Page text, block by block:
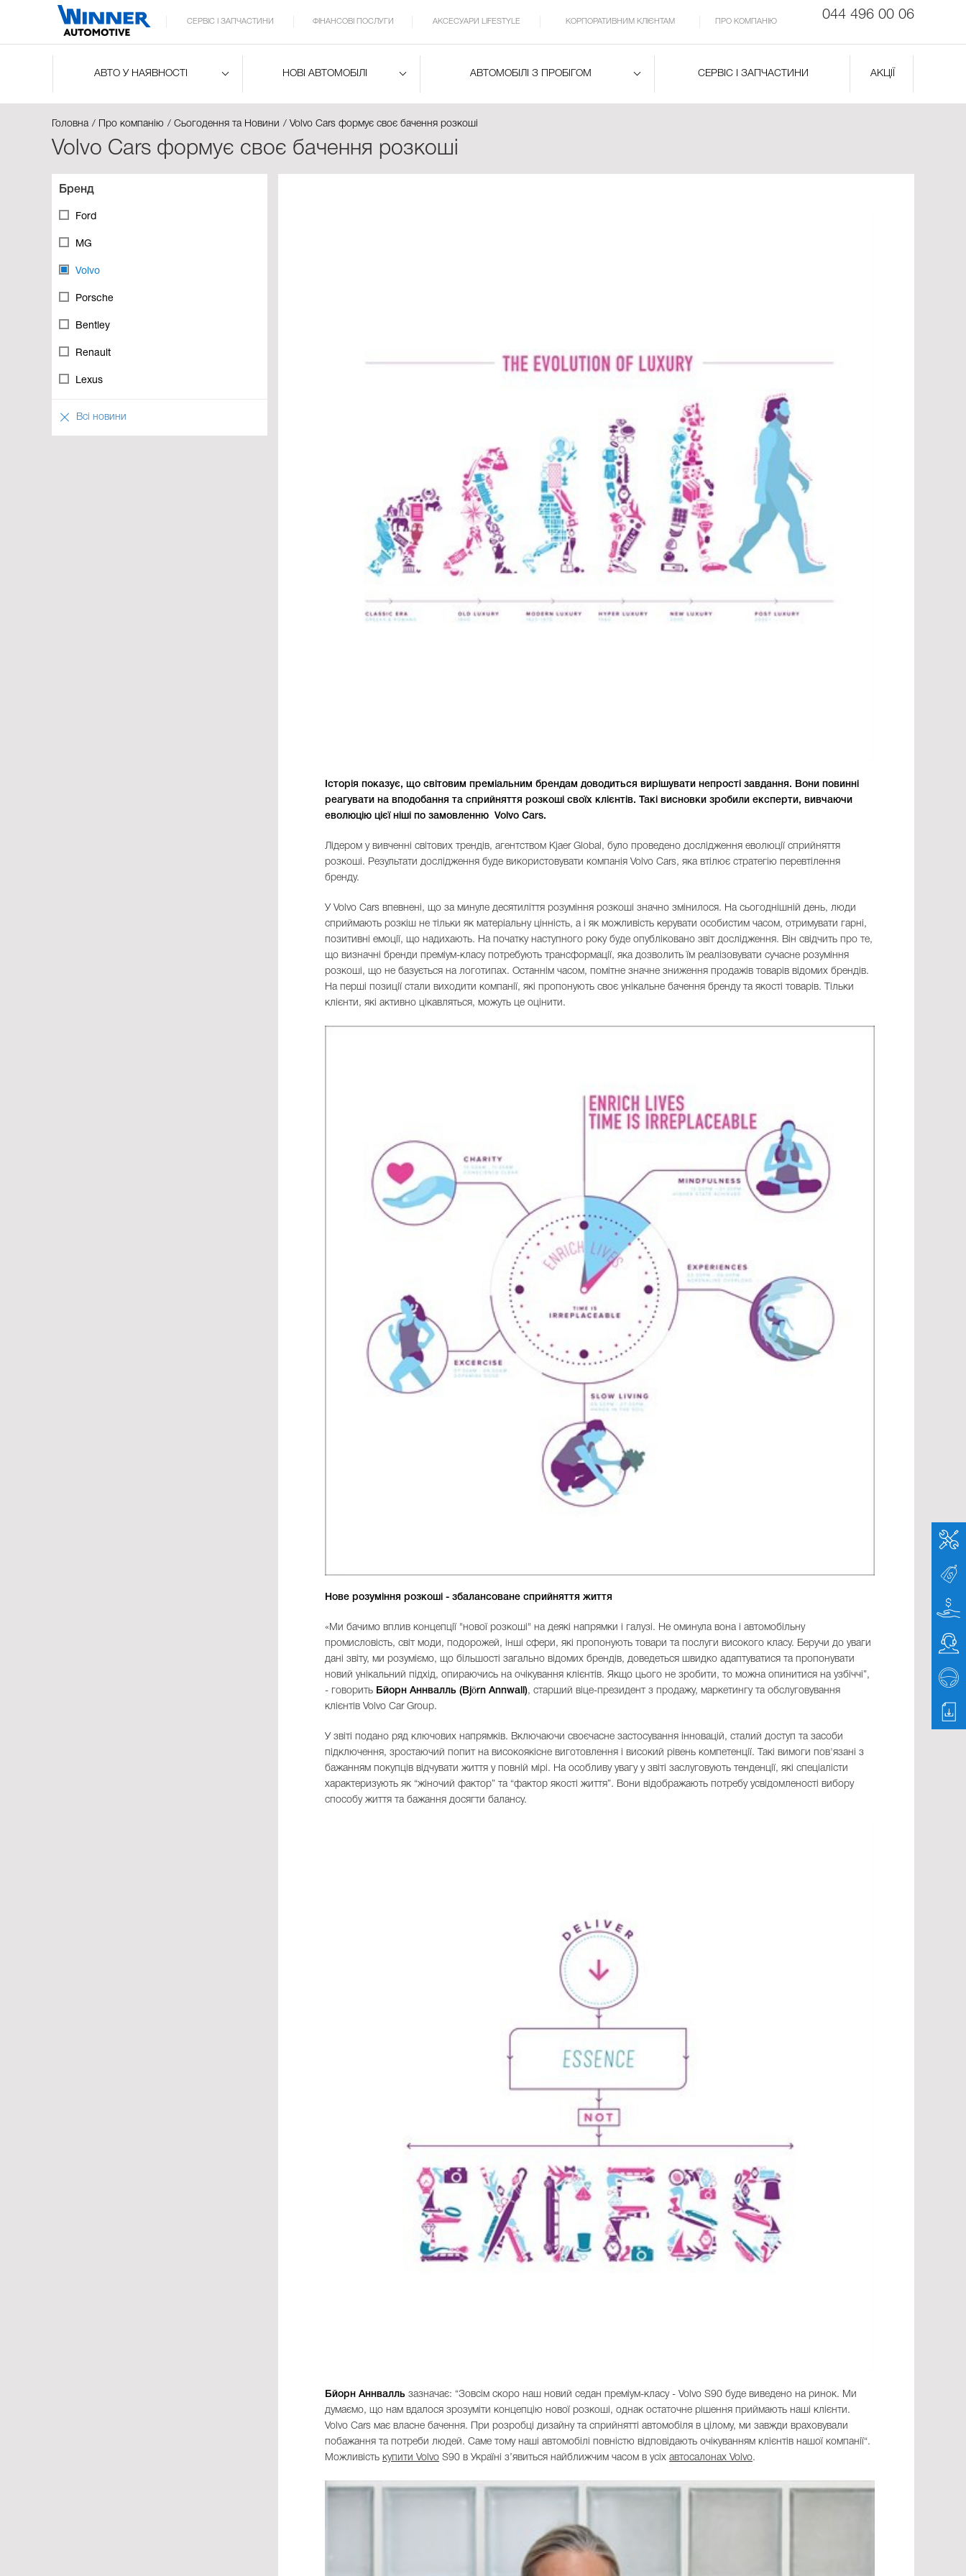
044 496 00 06
СЕРВІС І ЗАПЧАСТИНИ ФІНАНСОВІ ПОСЛУГИ АКСЕСУАРИ LIFESTYLE КОРПОРАТИВНИМ КЛІЄНТАМ ПРО КОМПАНІЮ
АВТО У НАЯВНОСТІ НОВІ АВТОМОБІЛІ АВТОМОБІЛІ З ПРОБІГОМ СЕРВІС І ЗАПЧАСТИНИ АКЦІЇ
Головна Про компанію Сьогодення та Новини Volvo Cars формує своє бачення розкоші
Volvo Cars формує своє бачення розкоші
Бренд
Ford
MG
Volvo
Porsche
Bentley
Renault
Lexus
Всі новини
Історія показує, що світовим преміальним брендам доводиться вирішувати непрості завдання. Вони повинні
реагувати на вподобання та сприйняття розкоші своїх клієнтів. Такі висновки зробили експерти, вивчаючи
еволюцію цієї ніші по замовленню Volvo Cars.
Лідером у вивченні світових трендів, агентством Kjaer Global, було проведено дослідження еволюції сприйняття
розкоші. Результати дослідження буде використовувати компанія Volvo Cars, яка втілює стратегію перевтілення
бренду.
У Volvo Cars впевнені, що за минуле десятиліття розуміння розкоші значно змінилося. На сьогоднішній день, люди
сприймають розкіш не тільки як матеріальну цінність, а і як можливість керувати особистим часом, отримувати гарні,
позитивні емоції, що надихають. На початку наступного року буде опубліковано звіт дослідження. Він свідчить про те,
що визначні бренди преміум-класу потребують трансформації, яка дозволить їм реалізовувати сучасне розуміння
розкоші, що не базується на логотипах. Останнім часом, помітне значне зниження продажів товарів відомих брендів.
На перші позиції стали виходити компанії, які пропонують своє унікальне бачення бренду та якості товарів. Тільки
клієнти, які активно цікавляться, можуть це оцінити.
Нове розуміння розкоші - збалансоване сприйняття життя
«Ми бачимо вплив концепції "нової розкоші" на деякі напрямки і галузі. Не оминула вона і автомобільну
промисловість, світ моди, подорожей, інші сфери, які пропонують товари та послуги високого класу. Беручи до уваги
дані звіту, ми розуміємо, що більшості загально відомих брендів, доведеться швидко адаптуватися та пропонувати
новий унікальний підхід, опираючись на очікування клієнтів. Якщо цього не зробити, то можна опинитися на узбіччі”,
- говорить Бйорн Аннвалль (Björn Annwall), старший віце-президент з продажу, маркетингу та обслуговування
клієнтів Volvo Car Group.
У звіті подано ряд ключових напрямків. Включаючи своєчасне застосування інновацій, сталий доступ та засоби
підключення, зростаючий попит на високоякісне виготовлення і високий рівень компетенції. Такі вимоги пов'язані з
бажанням покупців відчувати життя у повній мірі. На особливу увагу у звіті заслуговують тенденції, які спеціалісти
характеризують як “жіночий фактор” та “фактор якості життя”. Вони відображають потребу усвідомленості вибору
способу життя та бажання досягти балансу.
Бйорн Аннвалль зазначає: “Зовсім скоро наш новий седан преміум-класу - Volvo S90 буде виведено на ринок. Ми
думаємо, що нам вдалося зрозуміти концепцію нової розкоші, однак остаточне рішення приймають наші клієнти.
Volvo Cars має власне бачення. При розробці дизайну та сприйнятті автомобіля в цілому, ми завжди враховували
побажання та потреби людей. Саме тому наші автомобілі повністю відповідають очікуванням клієнтів нашої компанії“.
Можливість купити Volvo S90 в Україні з’явиться найближчим часом в усіх автосалонах Volvo.